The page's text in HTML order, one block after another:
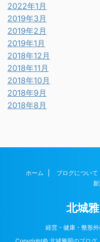
2022年1月
2019年3月
2019年2月
2019年1月
2018年12月
2018年11月
2018年10月
2018年9月
2018年8月
ホーム ブログについて
新
北城
経営・健康・整形